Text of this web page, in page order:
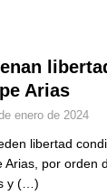
no asistirá a la
LO
de la banda
de un sastre
Fiscalía amplía
Arias
enero de 2024
libertad
Arias, por orden
y (…)